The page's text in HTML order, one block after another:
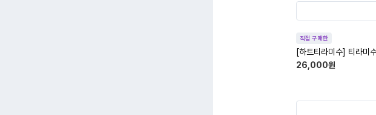
직접 구매한
[하트티라미수] 티라미
26,000원